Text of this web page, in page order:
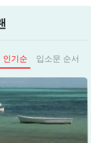
인기순 입소문 순서